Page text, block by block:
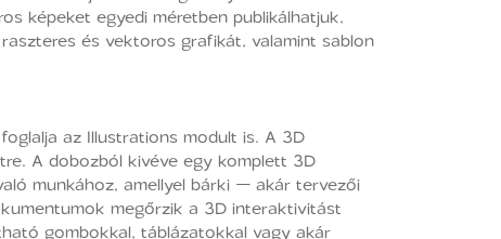
képeket egyedi méretben publikálhatjuk,
és vektoros grafikát, valamint sablon
az Illustrations modult is. A 3D
A dobozból kivéve egy komplett 3D
munkához, amellyel bárki — akár tervezői
megőrzik a 3D interaktivitást
gombokkal, táblázatokkal vagy akár